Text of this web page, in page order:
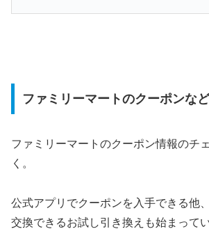
ファミリーマートのクーポンなど
ファミリーマートのクーポン情報のチ
く。
公式アプリでクーポンを入手できる他
交換できるお試し引き換えも始まって